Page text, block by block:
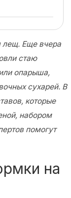
лещ. Еще вчера
стаю
опарыша,
сухарей. В
которые
набором
помогут
на